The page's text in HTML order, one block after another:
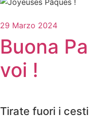
29 Marzo 2024
Buona
voi !
Tirate fuori i